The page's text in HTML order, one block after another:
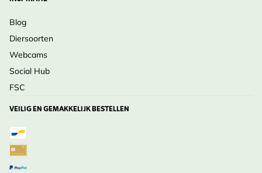
Blog
Diersoorten
Webcams
Social Hub
FSC
VEILIG EN GEMAKKELIJK BESTELLEN